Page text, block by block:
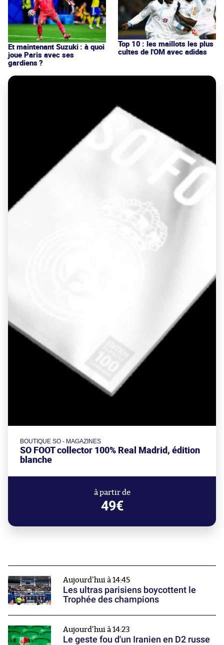
Et maintenant Suzuki : à quoi
joue Paris avec ses
gardiens ?
Top 10 : les maillots les plus
cultes de l'OM avec adidas
BOUTIQUE SO - MAGAZINES
SO FOOT collector 100% Real Madrid, édition
blanche
à partir de
49€
Aujourd'hui à 14:45
Les ultras parisiens boycottent le
Trophée des champions
Aujourd'hui à 14:23
Le geste fou d'un Iranien en D2 russe